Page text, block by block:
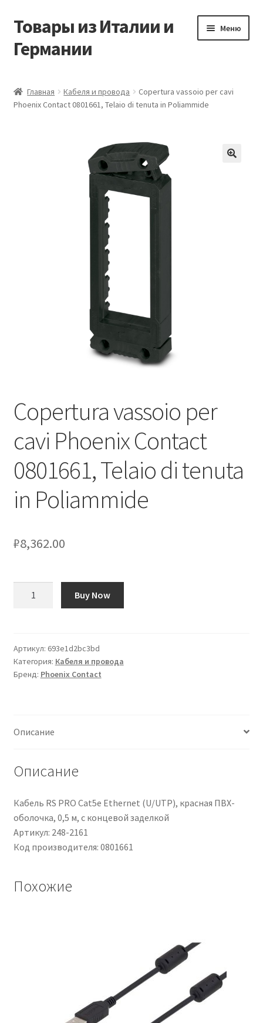
Перейти
навигации
Перейти
содержимому
Товары из Италии и
Германии
Меню
Виды доставки
Подтверждение заказа
Главная Кабеля и провода
Copertura vassoio per cavi
Phoenix Contact 0801661, Telaio di tenuta in Poliammide
Copertura vassoio per
cavi Phoenix Contact
0801661, Telaio di tenuta
in Poliammide
₽8,362.00
per
cavi
Phoenix
di
in
Poliammide
Buy Now
Артикул: 693e1d2bc3bd
Категория: Кабеля и провода
Бренд: Phoenix Contact
Описание
Описание
Кабель RS PRO Cat5e Ethernet (U/UTP), красная ПВХ-
оболочка, 0,5 м, с концевой заделкой
Артикул: 248-2161
Код производителя: 0801661
Похожие